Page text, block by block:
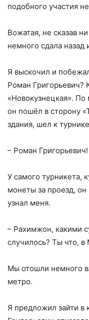
подобного участия
Вожатая, не сказав
немного сдала
Я выскочил и
Роман Григорьевич?
«Новокузнецкая». По
он пошёл в сторону
здания, шел к
– Роман
У самого турникета,
монеты за проезд,
узнал меня.
– Рахимжон, какими
случилось? Ты что,
Мы отошли немного
метро.
Я предложил зайти в